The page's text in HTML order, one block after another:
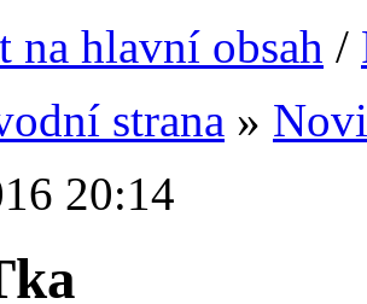
na hlavní obsah /
strana »
20:14